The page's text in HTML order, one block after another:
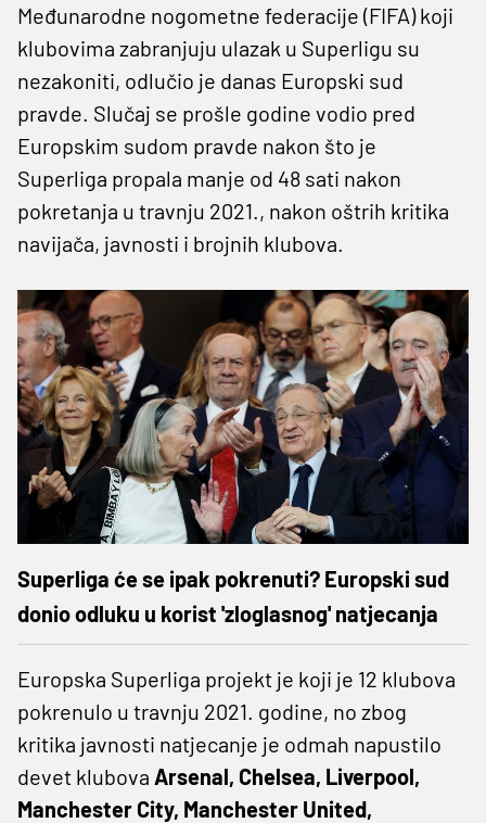
Međunarodne nogometne federacije (FIFA) koji
klubovima zabranjuju ulazak u Superligu su
nezakoniti, odlučio je danas Europski sud
pravde. Slučaj se prošle godine vodio pred
Europskim sudom pravde nakon što je
Superliga propala manje od 48 sati nakon
pokretanja u travnju 2021., nakon oštrih kritika
navijača, javnosti i brojnih klubova.
Superliga će se ipak pokrenuti? Europski sud
donio odluku u korist 'zloglasnog' natjecanja
Europska Superliga projekt je koji je 12 klubova
pokrenulo u travnju 2021. godine, no zbog
kritika javnosti natjecanje je odmah napustilo
devet klubova Arsenal, Chelsea, Liverpool,
Manchester City, Manchester United,